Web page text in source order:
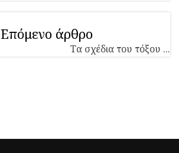
Επόμενο άρθρο
Τα σχέδια του τόξου ...